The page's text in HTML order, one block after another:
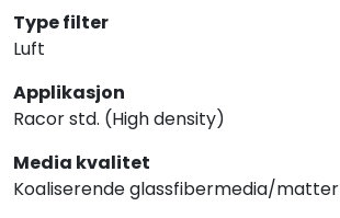
Type filter
Luft
Applikasjon
Racor std. (High density)
Media kvalitet
Koaliserende glassfibermedia/matter